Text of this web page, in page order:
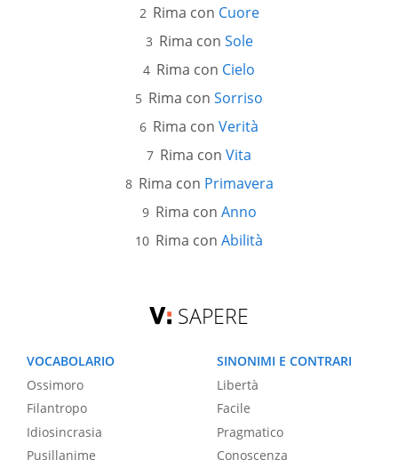
Rima con Cuore
Rima con Sole
Rima con Cielo
Rima con Sorriso
Rima con Verità
Rima con Vita
Rima con Primavera
Rima con Anno
Rima con Abilità
SAPERE
VOCABOLARIO
Ossimoro
Filantropo
Idiosincrasia
Pusillanime
SINONIMI E CONTRARI
Libertà
Facile
Pragmatico
Conoscenza